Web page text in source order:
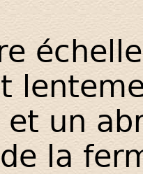
et un
la